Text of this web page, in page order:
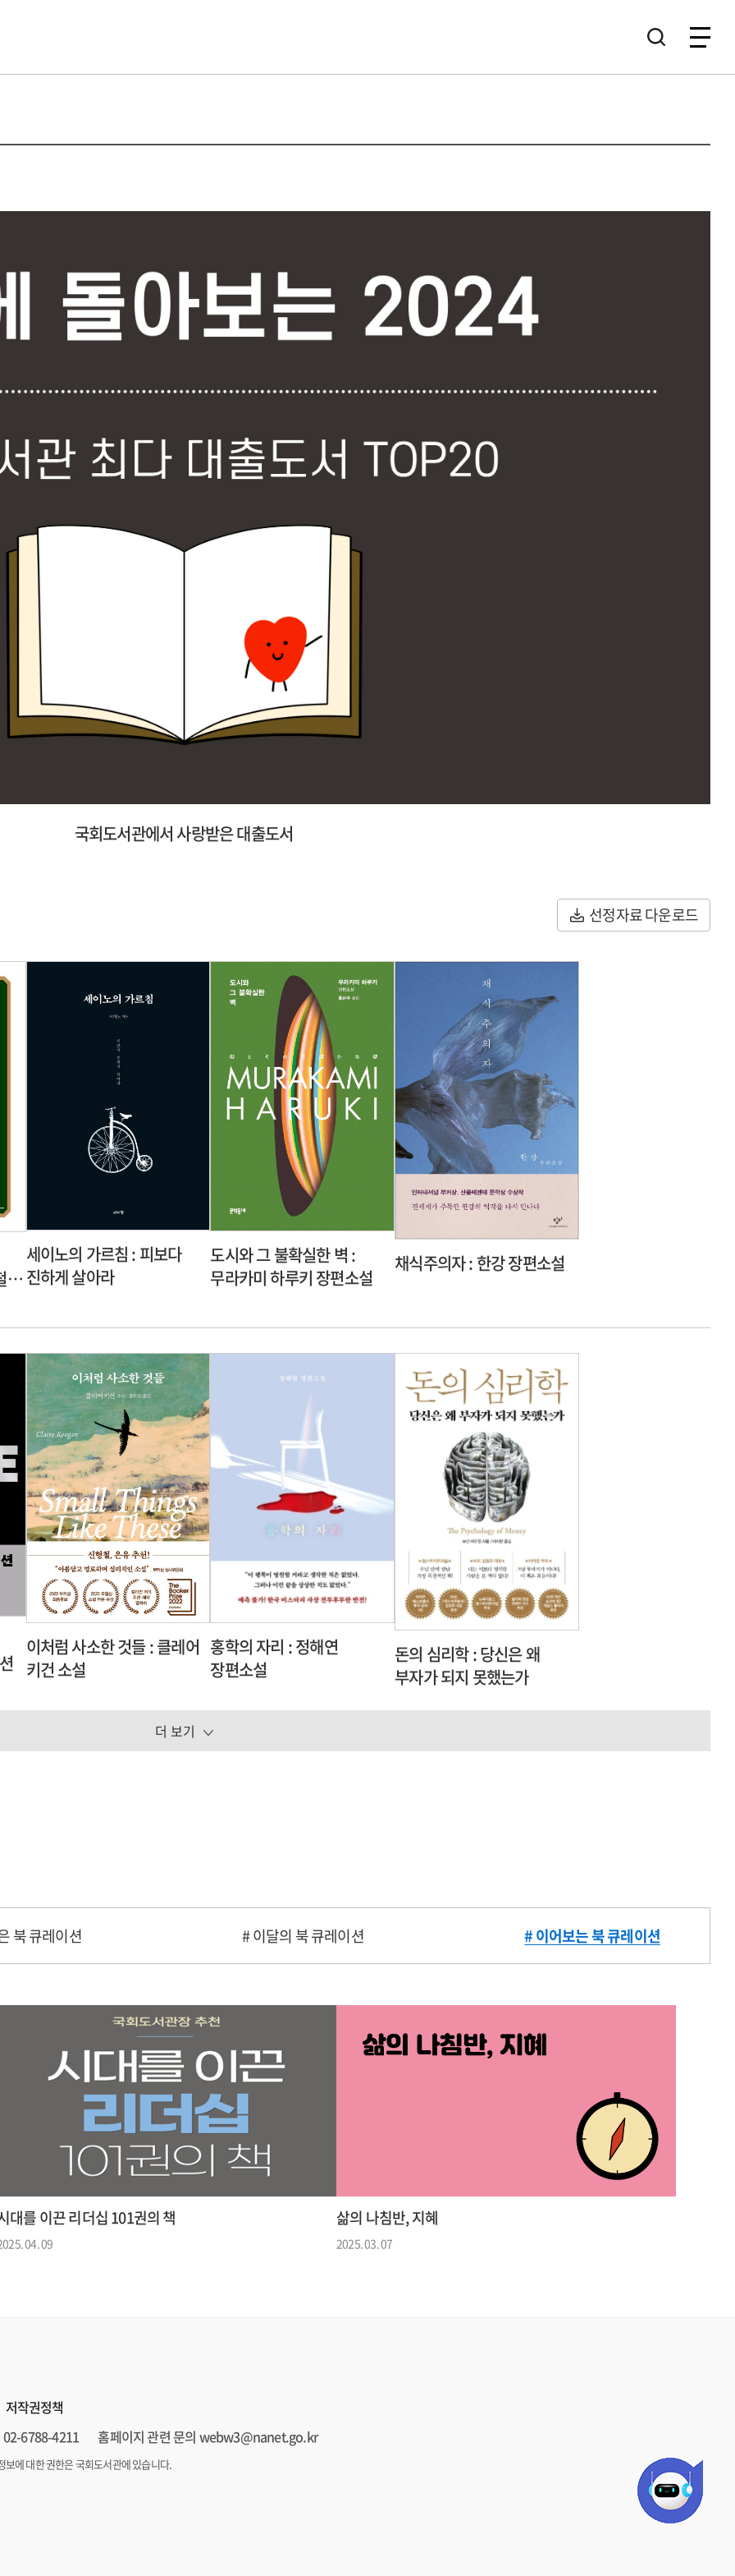
국회도서관에서 사랑받은 대출도서
선정자료 다운로드
학
세이노의 가르침 : 피보다
진하게 살아라
도시와 그 불확실한 벽 :
무라카미 하루키 장편소설
채식주의자 : 한강 장편소설
이처럼 사소한 것들 : 클레어
키건 소설
홍학의 자리 : 정해연
장편소설
돈의 심리학 : 당신은 왜
부자가 되지 못했는가
더 보기
북 큐레이션 # 이달의 북 큐레이션 # 이어보는 북 큐레이션
대를 이끈 리더십 101권의 책
04. 09
삶의 나침반, 지혜
2025. 03. 07
저작권정책
02-6788-4211
홈페이지 관련 문의 webw3@nanet.go.kr
에 대한 권한은 국회도서관에 있습니다.